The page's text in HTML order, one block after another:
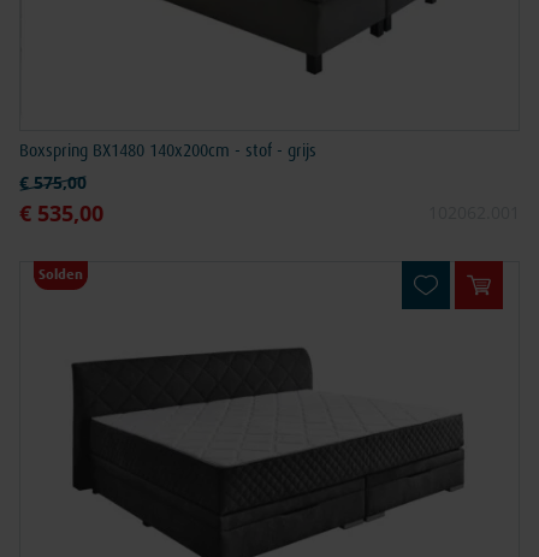
Boxspring BX1480 140x200cm - stof - grijs
Speciale prijs
€ 535,00
Normale prijs
€ 575,00
Solden
In